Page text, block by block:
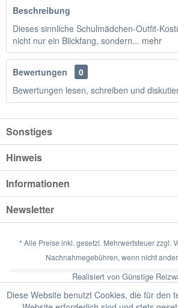
Beschreibung
Dieses sinnliche Schulmädchen-Outfit-
nicht nur ein Blickfang, sondern... mehr
Bewertungen
0
Bewertungen lesen, schreiben und
Sonstiges
Hinweis
Informationen
Newsletter
* Alle Preise inkl. gesetzl. Mehrwertsteuer zzgl.
Nachnahmegebühren, wenn nicht
Realisiert von Günstige
Diese Website benutzt Cookies, die für den